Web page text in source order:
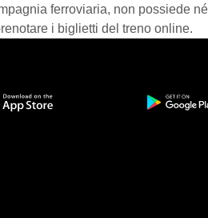
ferroviaria, non possiede
i biglietti del treno online.